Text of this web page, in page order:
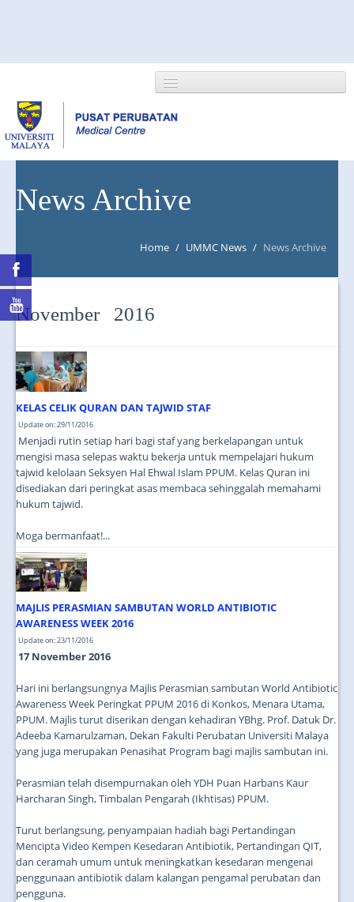
NEWS/EVENTS
SSO
News Archive
Home / UMMC News / News Archive
November 2016
KELAS CELIK QURAN DAN TAJWID STAF
Update on: 29/11/2016
Menjadi rutin setiap hari bagi staf yang berkelapangan untuk
mengisi masa selepas waktu bekerja untuk mempelajari hukum
tajwid kelolaan Seksyen Hal Ehwal Islam PPUM. Kelas Quran ini
disediakan dari peringkat asas membaca sehinggalah memahami
hukum tajwid.
Moga bermanfaat!...
MAJLIS PERASMIAN SAMBUTAN WORLD ANTIBIOTIC
AWARENESS WEEK 2016
Update on: 23/11/2016
17 November 2016
Hari ini berlangsungnya Majlis Perasmian sambutan World Antibiotic
Awareness Week Peringkat PPUM 2016 di Konkos, Menara Utama,
PPUM. Majlis turut diserikan dengan kehadiran YBhg. Prof. Datuk Dr.
Adeeba Kamarulzaman, Dekan Fakulti Perubatan Universiti Malaya
yang juga merupakan Penasihat Program bagi majlis sambutan ini.
Perasmian telah disempurnakan oleh YDH Puan Harbans Kaur
Harcharan Singh, Timbalan Pengarah (Ikhtisas) PPUM.
Turut berlangsung, penyampaian hadiah bagi Pertandingan
Mencipta Video Kempen Kesedaran Antibiotik, Pertandingan QIT,
dan ceramah umum untuk meningkatkan kesedaran mengenai
penggunaan antibiotik dalam kalangan pengamal perubatan dan
pengguna.